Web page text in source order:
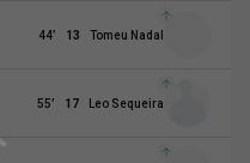
13 Tomeu Nadal
44’
17 Leo Sequeira
55’